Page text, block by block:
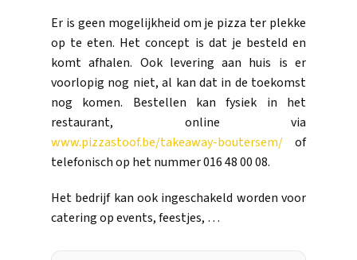
Er is geen mogelijkheid om je pizza ter plekke
op te eten. Het concept is dat je besteld en
komt afhalen. Ook levering aan huis is er
voorlopig nog niet, al kan dat in de toekomst
nog komen. Bestellen kan fysiek in het
restaurant, online via
www.pizzastoof.be/takeaway-boutersem/ of
telefonisch op het nummer 016 48 00 08.
Het bedrijf kan ook ingeschakeld worden voor
catering op events, feestjes, …